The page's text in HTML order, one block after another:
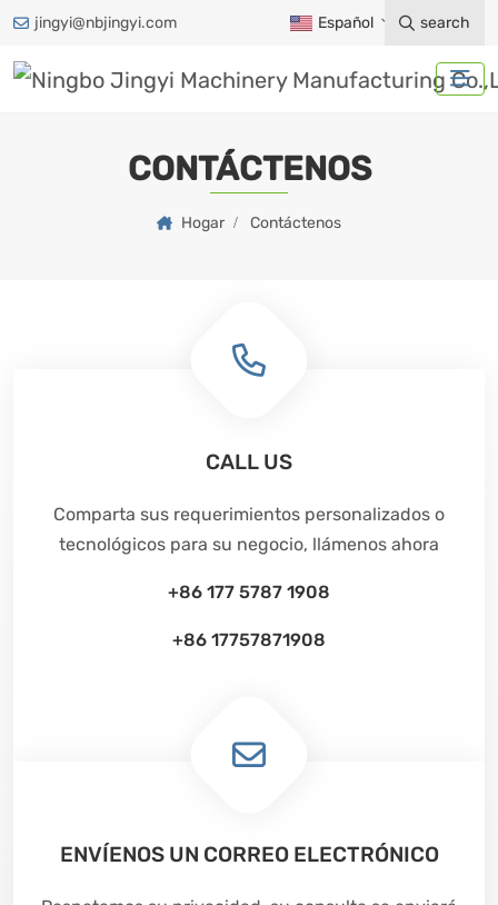
jingyi@nbjingyi.com Español search
CONTÁCTENOS
Hogar Contáctenos
CALL US
Comparta sus requerimientos personalizados o
tecnológicos para su negocio, llámenos ahora
+86 177 5787 1908
+86 17757871908
ENVÍENOS UN CORREO ELECTRÓNICO